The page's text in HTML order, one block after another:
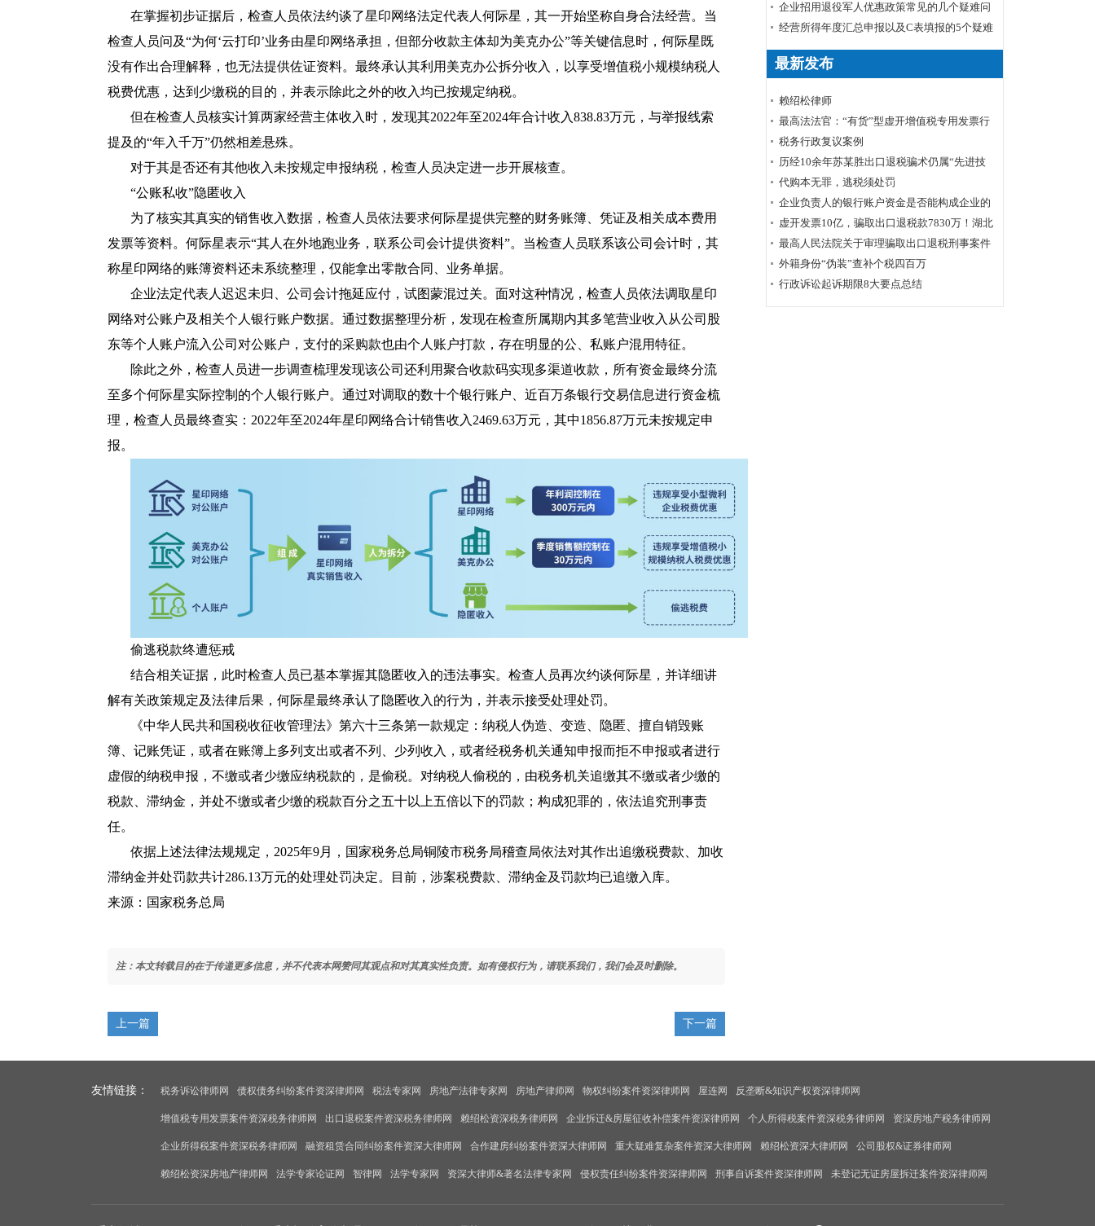
在掌握初步证据后，检查人员依法约谈了星印网络法定代表人何际星，其一开始坚称自身合法经营。当
检查人员问及“为何‘云打印’业务由星印网络承担，但部分收款主体却为美克办公”等关键信息时，何际星既
没有作出合理解释，也无法提供佐证资料。最终承认其利用美克办公拆分收入，以享受增值税小规模纳税人
税费优惠，达到少缴税的目的，并表示除此之外的收入均已按规定纳税。
但在检查人员核实计算两家经营主体收入时，发现其2022年至2024年合计收入838.83万元，与举报线索
提及的“年入千万”仍然相差悬殊。
对于其是否还有其他收入未按规定申报纳税，检查人员决定进一步开展核查。
“公账私收”隐匿收入
为了核实其真实的销售收入数据，检查人员依法要求何际星提供完整的财务账簿、凭证及相关成本费用
发票等资料。何际星表示“其人在外地跑业务，联系公司会计提供资料”。当检查人员联系该公司会计时，其
称星印网络的账簿资料还未系统整理，仅能拿出零散合同、业务单据。
企业法定代表人迟迟未归、公司会计拖延应付，试图蒙混过关。面对这种情况，检查人员依法调取星印
网络对公账户及相关个人银行账户数据。通过数据整理分析，发现在检查所属期内其多笔营业收入从公司股
东等个人账户流入公司对公账户，支付的采购款也由个人账户打款，存在明显的公、私账户混用特征。
除此之外，检查人员进一步调查梳理发现该公司还利用聚合收款码实现多渠道收款，所有资金最终分流
至多个何际星实际控制的个人银行账户。通过对调取的数十个银行账户、近百万条银行交易信息进行资金梳
理，检查人员最终查实：2022年至2024年星印网络合计销售收入2469.63万元，其中1856.87万元未按规定申
报。
偷逃税款终遭惩戒
结合相关证据，此时检查人员已基本掌握其隐匿收入的违法事实。检查人员再次约谈何际星，并详细讲
解有关政策规定及法律后果，何际星最终承认了隐匿收入的行为，并表示接受处理处罚。
《中华人民共和国税收征收管理法》第六十三条第一款规定：纳税人伪造、变造、隐匿、擅自销毁账
簿、记账凭证，或者在账簿上多列支出或者不列、少列收入，或者经税务机关通知申报而拒不申报或者进行
虚假的纳税申报，不缴或者少缴应纳税款的，是偷税。对纳税人偷税的，由税务机关追缴其不缴或者少缴的
税款、滞纳金，并处不缴或者少缴的税款百分之五十以上五倍以下的罚款；构成犯罪的，依法追究刑事责
任。
依据上述法律法规规定，2025年9月，国家税务总局铜陵市税务局稽查局依法对其作出追缴税费款、加收
滞纳金并处罚款共计286.13万元的处理处罚决定。目前，涉案税费款、滞纳金及罚款均已追缴入库。
来源：国家税务总局
注：本文转载目的在于传递更多信息，并不代表本网赞同其观点和对其真实性负责。如有侵权行为，请联系我们，我们会及时删除。
上一篇 下一篇
企业招用退役军人优惠政策常见的几个疑难问
题解答
经营所得年度汇总申报以及C表填报的5个疑难
问题
最新发布
赖绍松律师
最高法法官：“有货”型虚开增值税专用发票行
为定性
税务行政复议案例
历经10余年苏某胜出口退税骗术仍属“先进技
术”，福州国税稽查局相应的查骗方法仍非常管
用
代购本无罪，逃税须处罚
企业负责人的银行账户资金是否能构成企业的
应税收入？
虚开发票10亿，骗取出口退税款7830万！湖北
破获链条式骗税案
最高人民法院关于审理骗取出口退税刑事案件
具体应用法律若干问题的解释辑
外籍身份“伪装”查补个税四百万
行政诉讼起诉期限8大要点总结
友情链接： 税务诉讼律师网 债权债务纠纷案件资深律师网 税法专家网 房地产法律专家网 房地产律师网 物权纠纷案件资深律师网 屋连网 反垄断&知识产权资深律师网
增值税专用发票案件资深税务律师网 出口退税案件资深税务律师网 赖绍松资深税务律师网 企业拆迁&房屋征收补偿案件资深律师网 个人所得税案件资深税务律师网 资深房地产税务律师网
企业所得税案件资深税务律师网 融资租赁合同纠纷案件资深大律师网 合作建房纠纷案件资深大律师网 重大疑难复杂案件资深大律师网 赖绍松资深大律师网 公司股权&证券律师网
赖绍松资深房地产律师网 法学专家论证网 智律网 法学专家网 资深大律师&著名法律专家网 侵权责任纠纷案件资深律师网 刑事自诉案件资深律师网 未登记无证房屋拆迁案件资深律师网